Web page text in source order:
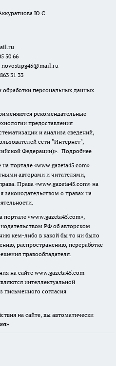
Ю.С.
50 66
novostipg45@mail.ru
31 33
персональных данных
рекомендательные
предоставления
и анализа сведений,
сети "Интернет",
Федерации)». Подробнее
портале «www.gazeta45.com»
авторами и читателями,
Права «www.gazeta45.com» на
законодательством о правах на
«www.gazeta45.com»,
РФ об авторском
кем-либо в какой бы то ни было
распространению, переработке
правообладателя.
на сайте www.gazeta45.com
интеллектуальной
письменного согласия
на сайте, вы автоматически
»